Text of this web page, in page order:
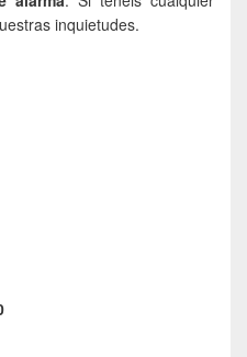
inquietudes.